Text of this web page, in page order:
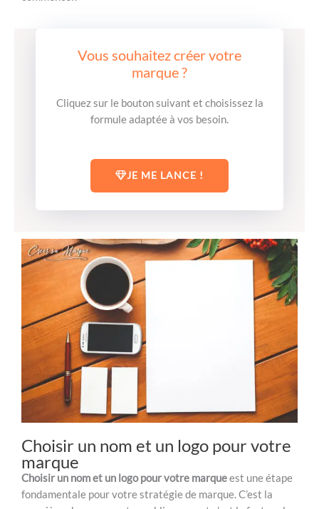
Vous souhaitez créer votre
marque ?
Cliquez sur le bouton suivant et choisissez la
formule adaptée à vos besoin.
JE ME LANCE !
Choisir un nom et un logo pour votre
marque
Choisir un nom et un logo pour votre marqueest une étape
fondamentale pour votre stratégie de marque. C’est la